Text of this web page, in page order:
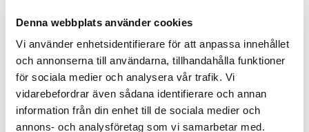
Denna webbplats använder cookies
Vi använder enhetsidentifierare för att anpassa innehållet
och annonserna till användarna, tillhandahålla funktioner
för sociala medier och analysera vår trafik. Vi
vidarebefordrar även sådana identifierare och annan
information från din enhet till de sociala medier och
annons- och analysföretag som vi samarbetar med.